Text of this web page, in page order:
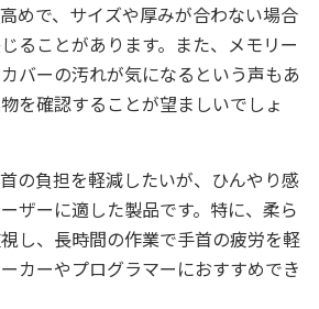
めで、サイズや厚みが合わない場合
ることがあります。また、メモリー
バーの汚れが気になるという声もあ
を確認することが望ましいでしょ
の負担を軽減したいが、ひんやり感
ザーに適した製品です。特に、柔ら
し、長時間の作業で手首の疲労を軽
カーやプログラマーにおすすめでき